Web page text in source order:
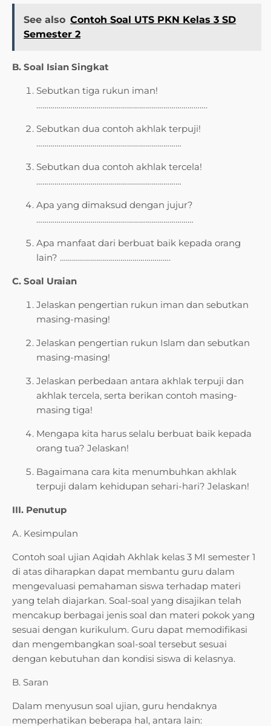
See also Contoh Soal UTS PKN Kelas 3 SD
Semester 2
B. Soal Isian Singkat
Sebutkan tiga rukun iman!
………………………………………………………………………….
Sebutkan dua contoh akhlak terpuji!
………………………………………………………………
Sebutkan dua contoh akhlak tercela!
………………………………………………………………
Apa yang dimaksud dengan jujur?
……………………………………………………………………
Apa manfaat dari berbuat baik kepada orang
lain? ……………………………………………….
C. Soal Uraian
Jelaskan pengertian rukun iman dan sebutkan
masing-masing!
Jelaskan pengertian rukun Islam dan sebutkan
masing-masing!
Jelaskan perbedaan antara akhlak terpuji dan
akhlak tercela, serta berikan contoh masing-
masing tiga!
Mengapa kita harus selalu berbuat baik kepada
orang tua? Jelaskan!
Bagaimana cara kita menumbuhkan akhlak
terpuji dalam kehidupan sehari-hari? Jelaskan!
III. Penutup
A. Kesimpulan
Contoh soal ujian Aqidah Akhlak kelas 3 MI semester 1
di atas diharapkan dapat membantu guru dalam
mengevaluasi pemahaman siswa terhadap materi
yang telah diajarkan. Soal-soal yang disajikan telah
mencakup berbagai jenis soal dan materi pokok yang
sesuai dengan kurikulum. Guru dapat memodifikasi
dan mengembangkan soal-soal tersebut sesuai
dengan kebutuhan dan kondisi siswa di kelasnya.
B. Saran
Dalam menyusun soal ujian, guru hendaknya
memperhatikan beberapa hal, antara lain: